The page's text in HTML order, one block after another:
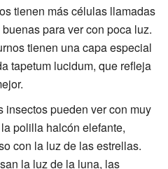
tienen más células llamadas
para ver con poca luz.
tienen una capa especial
tapetum lucidum, que refleja
insectos pueden ver con muy
polilla halcón elefante,
con la luz de las estrellas.
la luz de la luna, las